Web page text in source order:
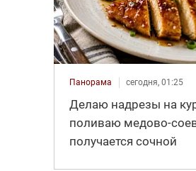
Панорама сегодня, 01:25
Делаю надрезы на
поливаю медово-
получается сочной